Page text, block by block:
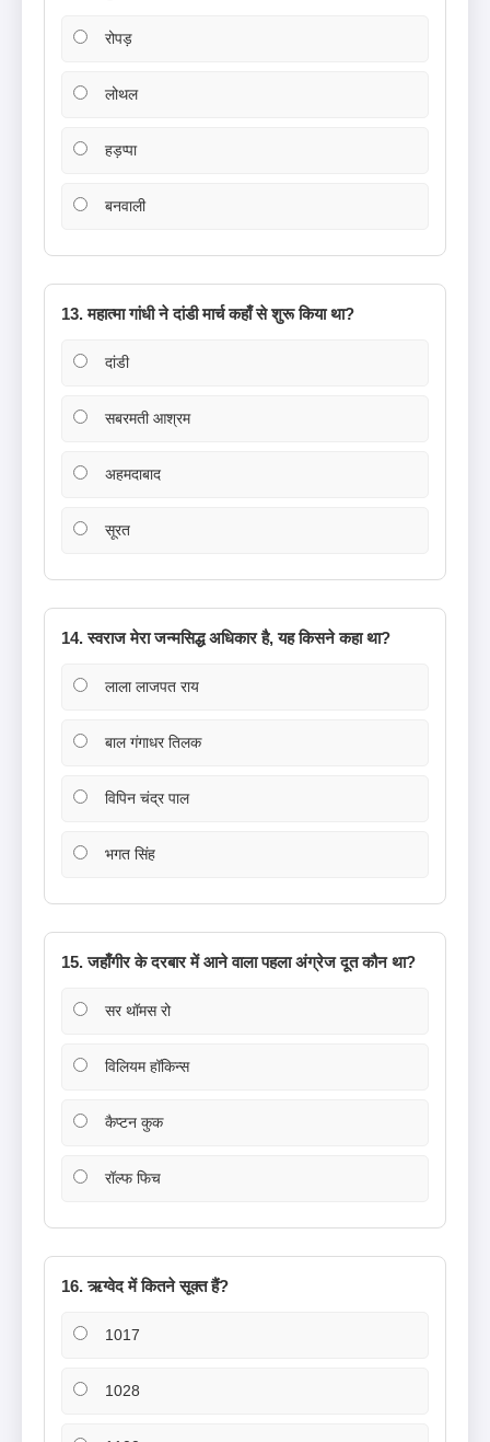
रोपड़
लोथल
हड़प्पा
बनवाली
13. महात्मा गांधी ने दांडी मार्च कहाँ से शुरू किया था?
दांडी
सबरमती आश्रम
अहमदाबाद
सूरत
14. स्वराज मेरा जन्मसिद्ध अधिकार है, यह किसने कहा था?
लाला लाजपत राय
बाल गंगाधर तिलक
विपिन चंद्र पाल
भगत सिंह
15. जहाँगीर के दरबार में आने वाला पहला अंग्रेज दूत कौन था?
सर थॉमस रो
विलियम हॉकिन्स
कैप्टन कुक
रॉल्फ फिच
16. ऋग्वेद में कितने सूक्त हैं?
1017
1028